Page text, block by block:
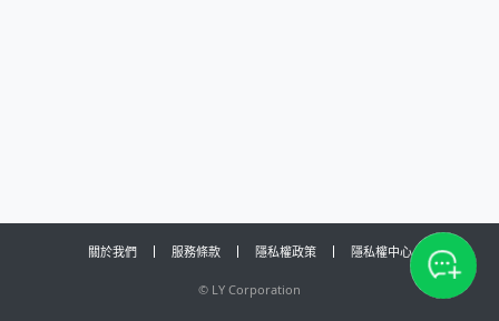
關於我們 服務條款 隱私權政策 隱私權中心
© LY Corporation